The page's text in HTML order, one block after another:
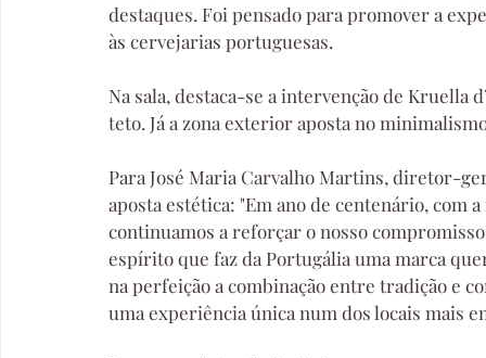
destaques. Foi pensado para promover a
às cervejarias portuguesas.
Na sala, destaca-se a intervenção de
teto. Já a zona exterior aposta no
Para José Maria Carvalho Martins, diretor-
aposta estética: "Em ano de centenário, com
continuamos a reforçar o nosso
espírito que faz da Portugália uma marca
na perfeição a combinação entre tradição e
uma experiência única num dos locais mais